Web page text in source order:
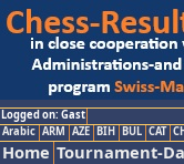
Logged on: Gast
Arabic ARM AZE BIH BUL CAT
Home Tournament-